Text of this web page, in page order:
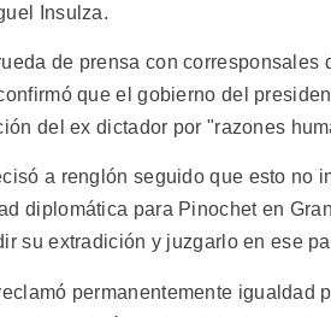
Insulza.
de prensa con
que el gobierno del
del ex dictador por "razones
a renglón seguido que esto no
diplomática para Pinochet en
su extradición y juzgarlo en ese
permanentemente igualdad